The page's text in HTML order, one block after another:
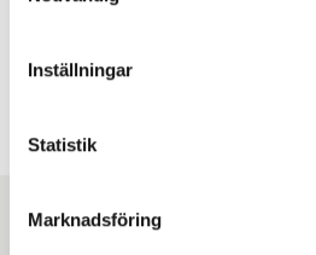
Inställningar
Statistik
Marknadsföring